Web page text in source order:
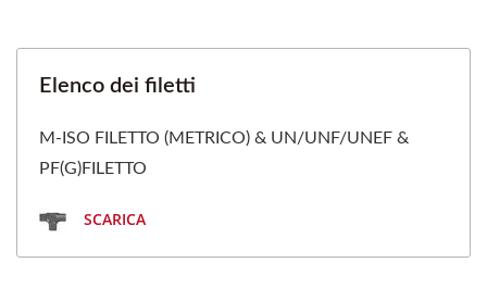
Elenco dei filetti
M-ISO FILETTO (METRICO) & UN/UNF/UNEF &
PF(G)FILETTO
SCARICA